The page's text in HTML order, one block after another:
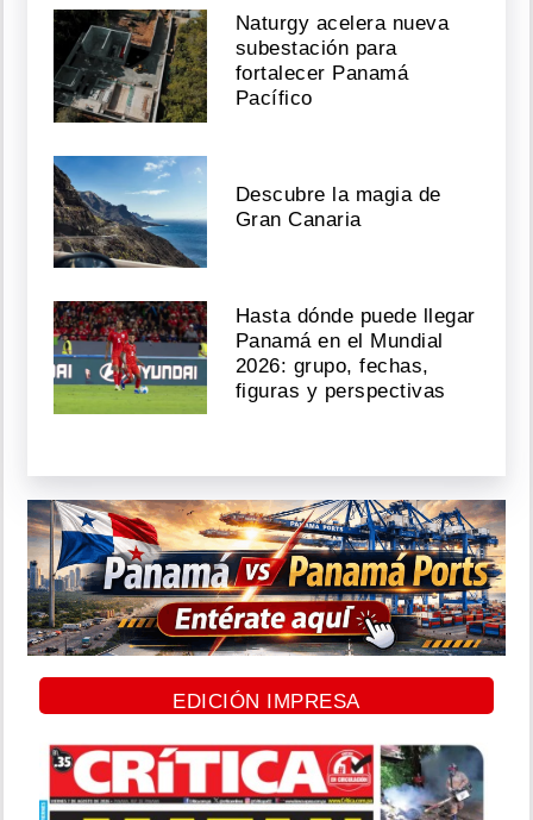
Naturgy acelera nueva
subestación para
fortalecer Panamá
Pacífico
Descubre la magia de
Gran Canaria
Hasta dónde puede llegar
Panamá en el Mundial
2026: grupo, fechas,
figuras y perspectivas
EDICIÓN IMPRESA